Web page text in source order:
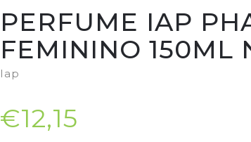
PERFUME IAP
FEMININO 150ML
Iap
€12,15